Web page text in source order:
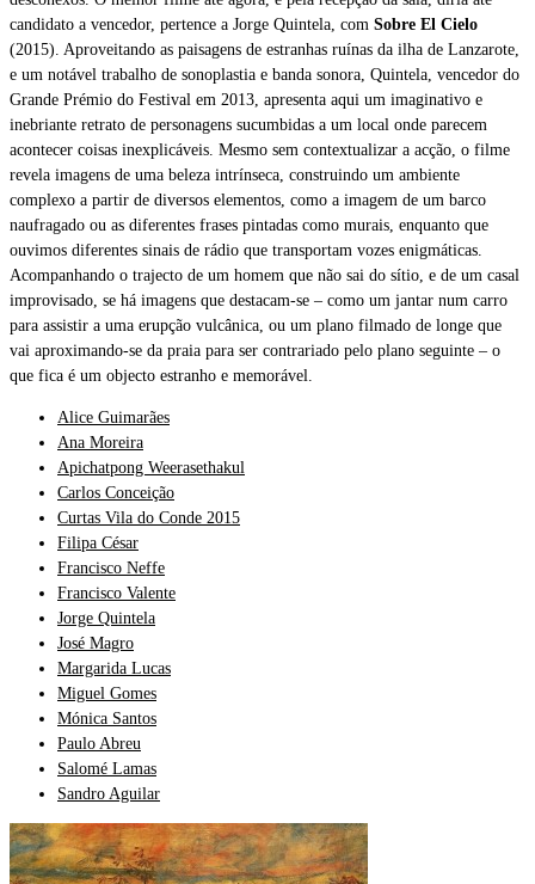
candidato a vencedor, pertence a Jorge Quintela, com Sobre El Cielo
(2015). Aproveitando as paisagens de estranhas ruínas da ilha de Lanzarote,
e um notável trabalho de sonoplastia e banda sonora, Quintela, vencedor do
Grande Prémio do Festival em 2013, apresenta aqui um imaginativo e
inebriante retrato de personagens sucumbidas a um local onde parecem
acontecer coisas inexplicáveis. Mesmo sem contextualizar a acção, o filme
revela imagens de uma beleza intrínseca, construindo um ambiente
complexo a partir de diversos elementos, como a imagem de um barco
naufragado ou as diferentes frases pintadas como murais, enquanto que
ouvimos diferentes sinais de rádio que transportam vozes enigmáticas.
Acompanhando o trajecto de um homem que não sai do sítio, e de um casal
improvisado, se há imagens que destacam-se – como um jantar num carro
para assistir a uma erupção vulcânica, ou um plano filmado de longe que
vai aproximando-se da praia para ser contrariado pelo plano seguinte – o
que fica é um objecto estranho e memorável.
Alice Guimarães
Ana Moreira
Apichatpong Weerasethakul
Carlos Conceição
Curtas Vila do Conde 2015
Filipa César
Francisco Neffe
Francisco Valente
Jorge Quintela
José Magro
Margarida Lucas
Miguel Gomes
Mónica Santos
Paulo Abreu
Salomé Lamas
Sandro Aguilar